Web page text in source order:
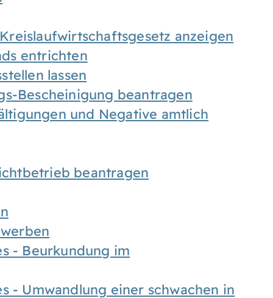
anzeigen
entrichten
lassen
Bescheinigung beantragen
und Negative amtlich
beantragen
- Beurkundung im
- Umwandlung einer schwachen in